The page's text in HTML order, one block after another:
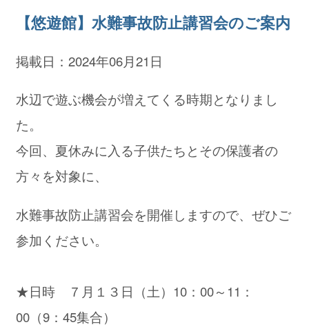
【悠遊館】水難事故防止講習会のご案内
掲載日：2024年06月21日
水辺で遊ぶ機会が増えてくる時期となりまし
た。
今回、夏休みに入る子供たちとその保護者の
方々を対象に、
水難事故防止講習会を開催しますので、ぜひご
参加ください。
★日時 ７月１３日（土）10：00～11：
00（9：45集合）